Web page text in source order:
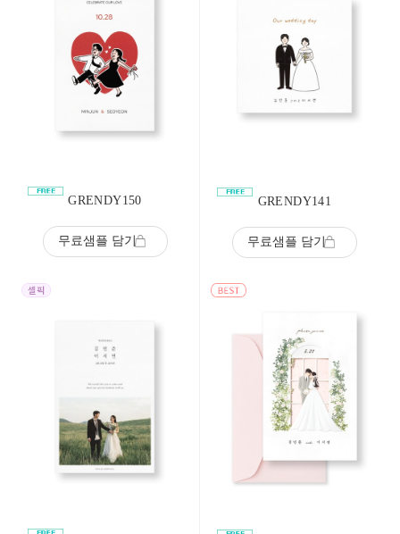
GRENDY150
무료샘플 담기
GRENDY141
무료샘플 담기